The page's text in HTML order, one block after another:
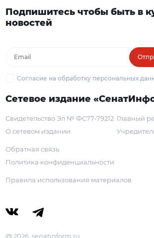
Подпишитесь чтобы быть в
новостей
Согласие на обработку персональных
Сетевое издание
Свидетельство Эл № ФС77-79212
О сетевом издании
Главный
Обратная связь
Политика конфиденциальности
Правила использования материалов
@ 2026, senatinform.ru